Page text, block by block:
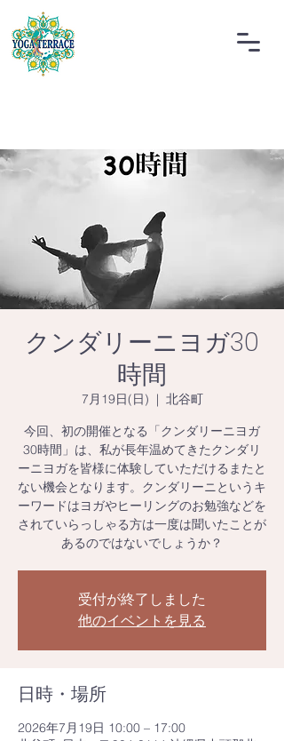
クンダリーニヨガ30
時間
7月19日(日)
  |
北谷町
今回、初の開催となる「クンダリーニヨガ
30時間」は、私が長年温めてきたクンダリ
ーニヨガを皆様に体験していただけるまたと
ない機会となります。クンダリーニというキ
ーワードはヨガやヒーリングのお勉強などを
されていらっしゃる方は一度は聞いたことが
あるのではないでしょうか？
受付が終了しました
他のイベントを見る
日時・場所
2026年7月19日 10:00 – 17:00